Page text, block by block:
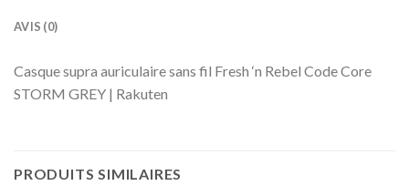
AVIS (0)
Casque supra auriculaire sans fil Fresh ‘n Rebel Code Core
STORM GREY | Rakuten
PRODUITS SIMILAIRES